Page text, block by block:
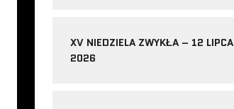
XV NIEDZIELA ZWYKŁA – 12 LIPCA
2026